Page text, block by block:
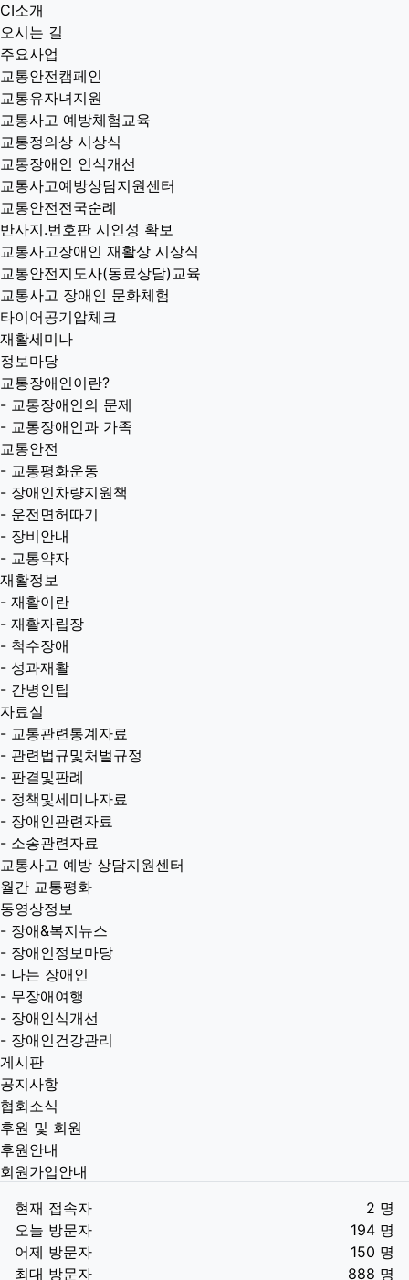
CI소개
오시는 길
주요사업
교통안전캠페인
교통유자녀지원
교통사고 예방체험교육
교통정의상 시상식
교통장애인 인식개선
교통사고예방상담지원센터
교통안전전국순례
반사지.번호판 시인성 확보
교통사고장애인 재활상 시상식
교통안전지도사(동료상담)교육
교통사고 장애인 문화체험
타이어공기압체크
재활세미나
정보마당
교통장애인이란?
- 교통장애인의 문제
- 교통장애인과 가족
교통안전
- 교통평화운동
- 장애인차량지원책
- 운전면허따기
- 장비안내
- 교통약자
재활정보
- 재활이란
- 재활자립장
- 척수장애
- 성과재활
- 간병인팁
자료실
- 교통관련통계자료
- 관련법규및처벌규정
- 판결및판례
- 정책및세미나자료
- 장애인관련자료
- 소송관련자료
교통사고 예방 상담지원센터
월간 교통평화
동영상정보
- 장애&복지뉴스
- 장애인정보마당
- 나는 장애인
- 무장애여행
- 장애인식개선
- 장애인건강관리
게시판
공지사항
협회소식
후원 및 회원
후원안내
회원가입안내
현재 접속자
2 명
오늘 방문자
194 명
어제 방문자
150 명
최대 방문자
888 명